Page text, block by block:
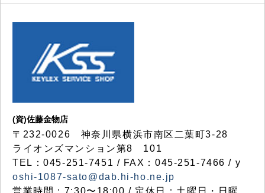
(資)佐藤金物店
〒232-0026 神奈川県横浜市南区二葉町3-28
ライオンズマンション第8 101
TEL：045-251-7451 / FAX：045-251-7466 / y
oshi-1087-sato@dab.hi-ho.ne.jp
営業時間：7:30〜18:00 / 定休日：土曜日・日曜